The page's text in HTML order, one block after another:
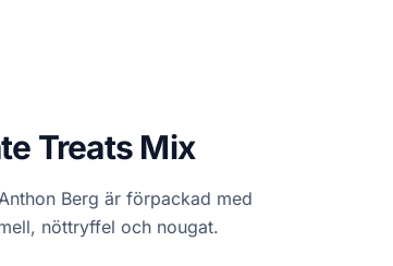
Treats Mix
Berg är förpackad med
nöttryffel och nougat.